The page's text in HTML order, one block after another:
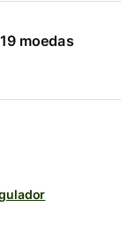
moedas